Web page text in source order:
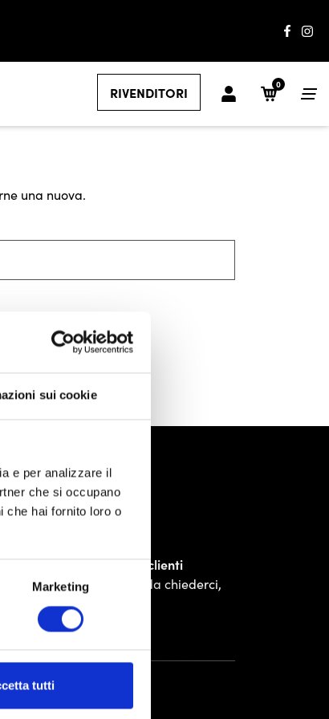
sui cookie
e per analizzare il
che si occupano
che hai fornito loro o
Marketing
tutti
RIVENDITORI 0
una nuova.
Assistenza clienti
Se hai delle cose da chiederci,